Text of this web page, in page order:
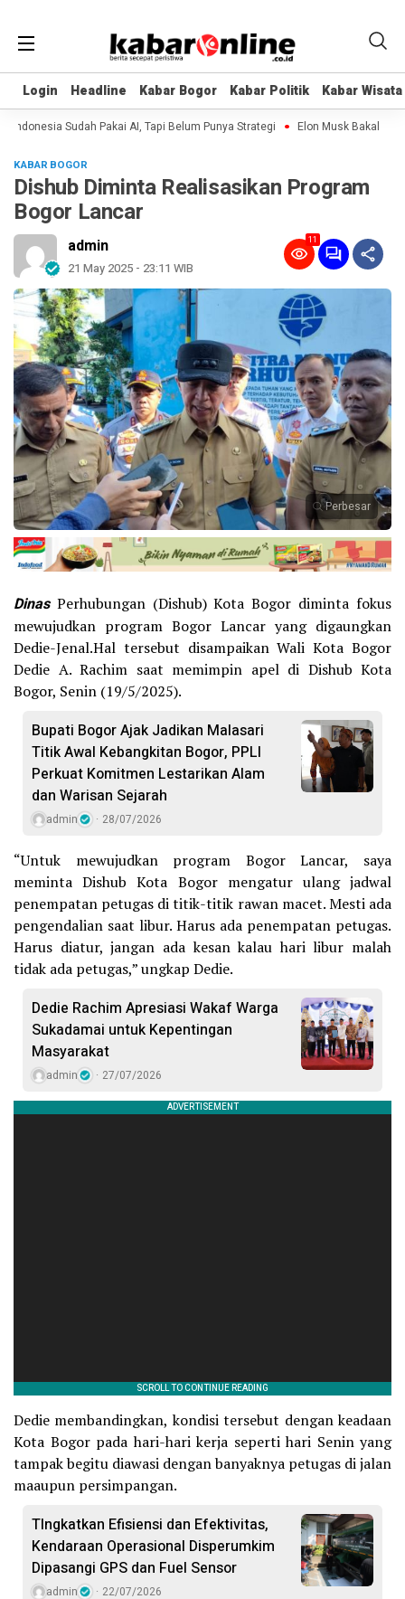
Login Headline Kabar Bogor Kabar Politik Kabar Wisata
Login Headline Kabar Bogor Kabar Politik Kabar Wisata
Sudah Pakai AI, Tapi Belum Punya Strategi Elon Musk Bakal
KABAR BOGOR
Dishub Diminta Realisasikan Program
Bogor Lancar
admin
21 May 2025 - 23:11 WIB
11
Perbesar
DinasPerhubungan (Dishub) Kota Bogor diminta fokus
mewujudkan program Bogor Lancar yang digaungkan
Dedie-Jenal.Hal tersebut disampaikan Wali Kota Bogor
Dedie A. Rachim saat memimpin apel di Dishub Kota
Bogor, Senin (19/5/2025).
Bupati Bogor Ajak Jadikan Malasari
Titik Awal Kebangkitan Bogor, PPLI
Perkuat Komitmen Lestarikan Alam
dan Warisan Sejarah
admin 28/07/2026
“Untuk mewujudkan program Bogor Lancar, saya
meminta Dishub Kota Bogor mengatur ulang jadwal
penempatan petugas di titik-titik rawan macet. Mesti ada
pengendalian saat libur. Harus ada penempatan petugas.
Harus diatur, jangan ada kesan kalau hari libur malah
tidak ada petugas,” ungkap Dedie.
Dedie Rachim Apresiasi Wakaf Warga
Sukadamai untuk Kepentingan
Masyarakat
admin 27/07/2026
Dedie membandingkan, kondisi tersebut dengan keadaan
Kota Bogor pada hari-hari kerja seperti hari Senin yang
tampak begitu diawasi dengan banyaknya petugas di jalan
maaupun persimpangan.
TIngkatkan Efisiensi dan Efektivitas,
Kendaraan Operasional Disperumkim
Dipasangi GPS dan Fuel Sensor
admin 22/07/2026